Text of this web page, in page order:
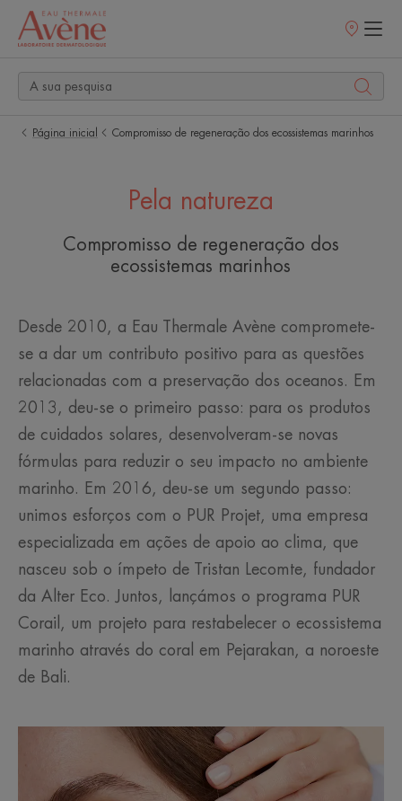
Pontos
Página inicial Compromisso de regeneração dos ecossistemas marinhos
Pela natureza
Compromisso de regeneração dos
ecossistemas marinhos
Desde 2010, a Eau Thermale Avène compromete-
se a dar um contributo positivo para as questões
relacionadas com a preservação dos oceanos. Em
2013, deu-se o primeiro passo: para os produtos
de cuidados solares, desenvolveram-se novas
fórmulas para reduzir o seu impacto no ambiente
marinho. Em 2016, deu-se um segundo passo:
unimos esforços com o PUR Projet, uma empresa
especializada em ações de apoio ao clima, que
nasceu sob o ímpeto de Tristan Lecomte, fundador
da Alter Eco. Juntos, lançámos o programa PUR
Corail, um projeto para restabelecer o ecossistema
marinho através do coral em Pejarakan, a noroeste
de Bali.